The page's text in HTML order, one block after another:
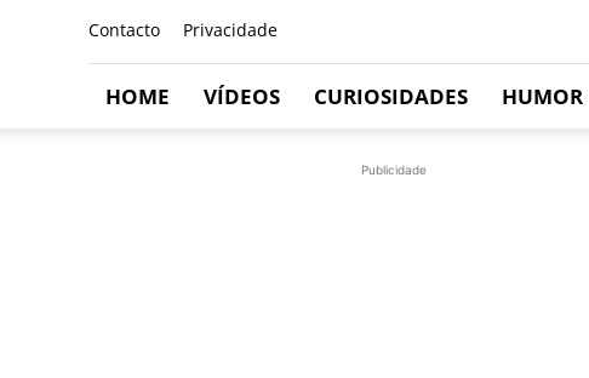
Contacto Privacidade
HOME VÍDEOS CURIOSIDADES HUMOR
Publicidade